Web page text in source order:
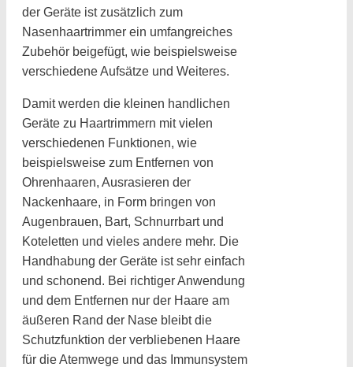
der Geräte ist zusätzlich zum
Nasenhaartrimmer ein umfangreiches
Zubehör beigefügt, wie beispielsweise
verschiedene Aufsätze und Weiteres.
Damit werden die kleinen handlichen
Geräte zu Haartrimmern mit vielen
verschiedenen Funktionen, wie
beispielsweise zum Entfernen von
Ohrenhaaren, Ausrasieren der
Nackenhaare, in Form bringen von
Augenbrauen, Bart, Schnurrbart und
Koteletten und vieles andere mehr. Die
Handhabung der Geräte ist sehr einfach
und schonend. Bei richtiger Anwendung
und dem Entfernen nur der Haare am
äußeren Rand der Nase bleibt die
Schutzfunktion der verbliebenen Haare
für die Atemwege und das Immunsystem